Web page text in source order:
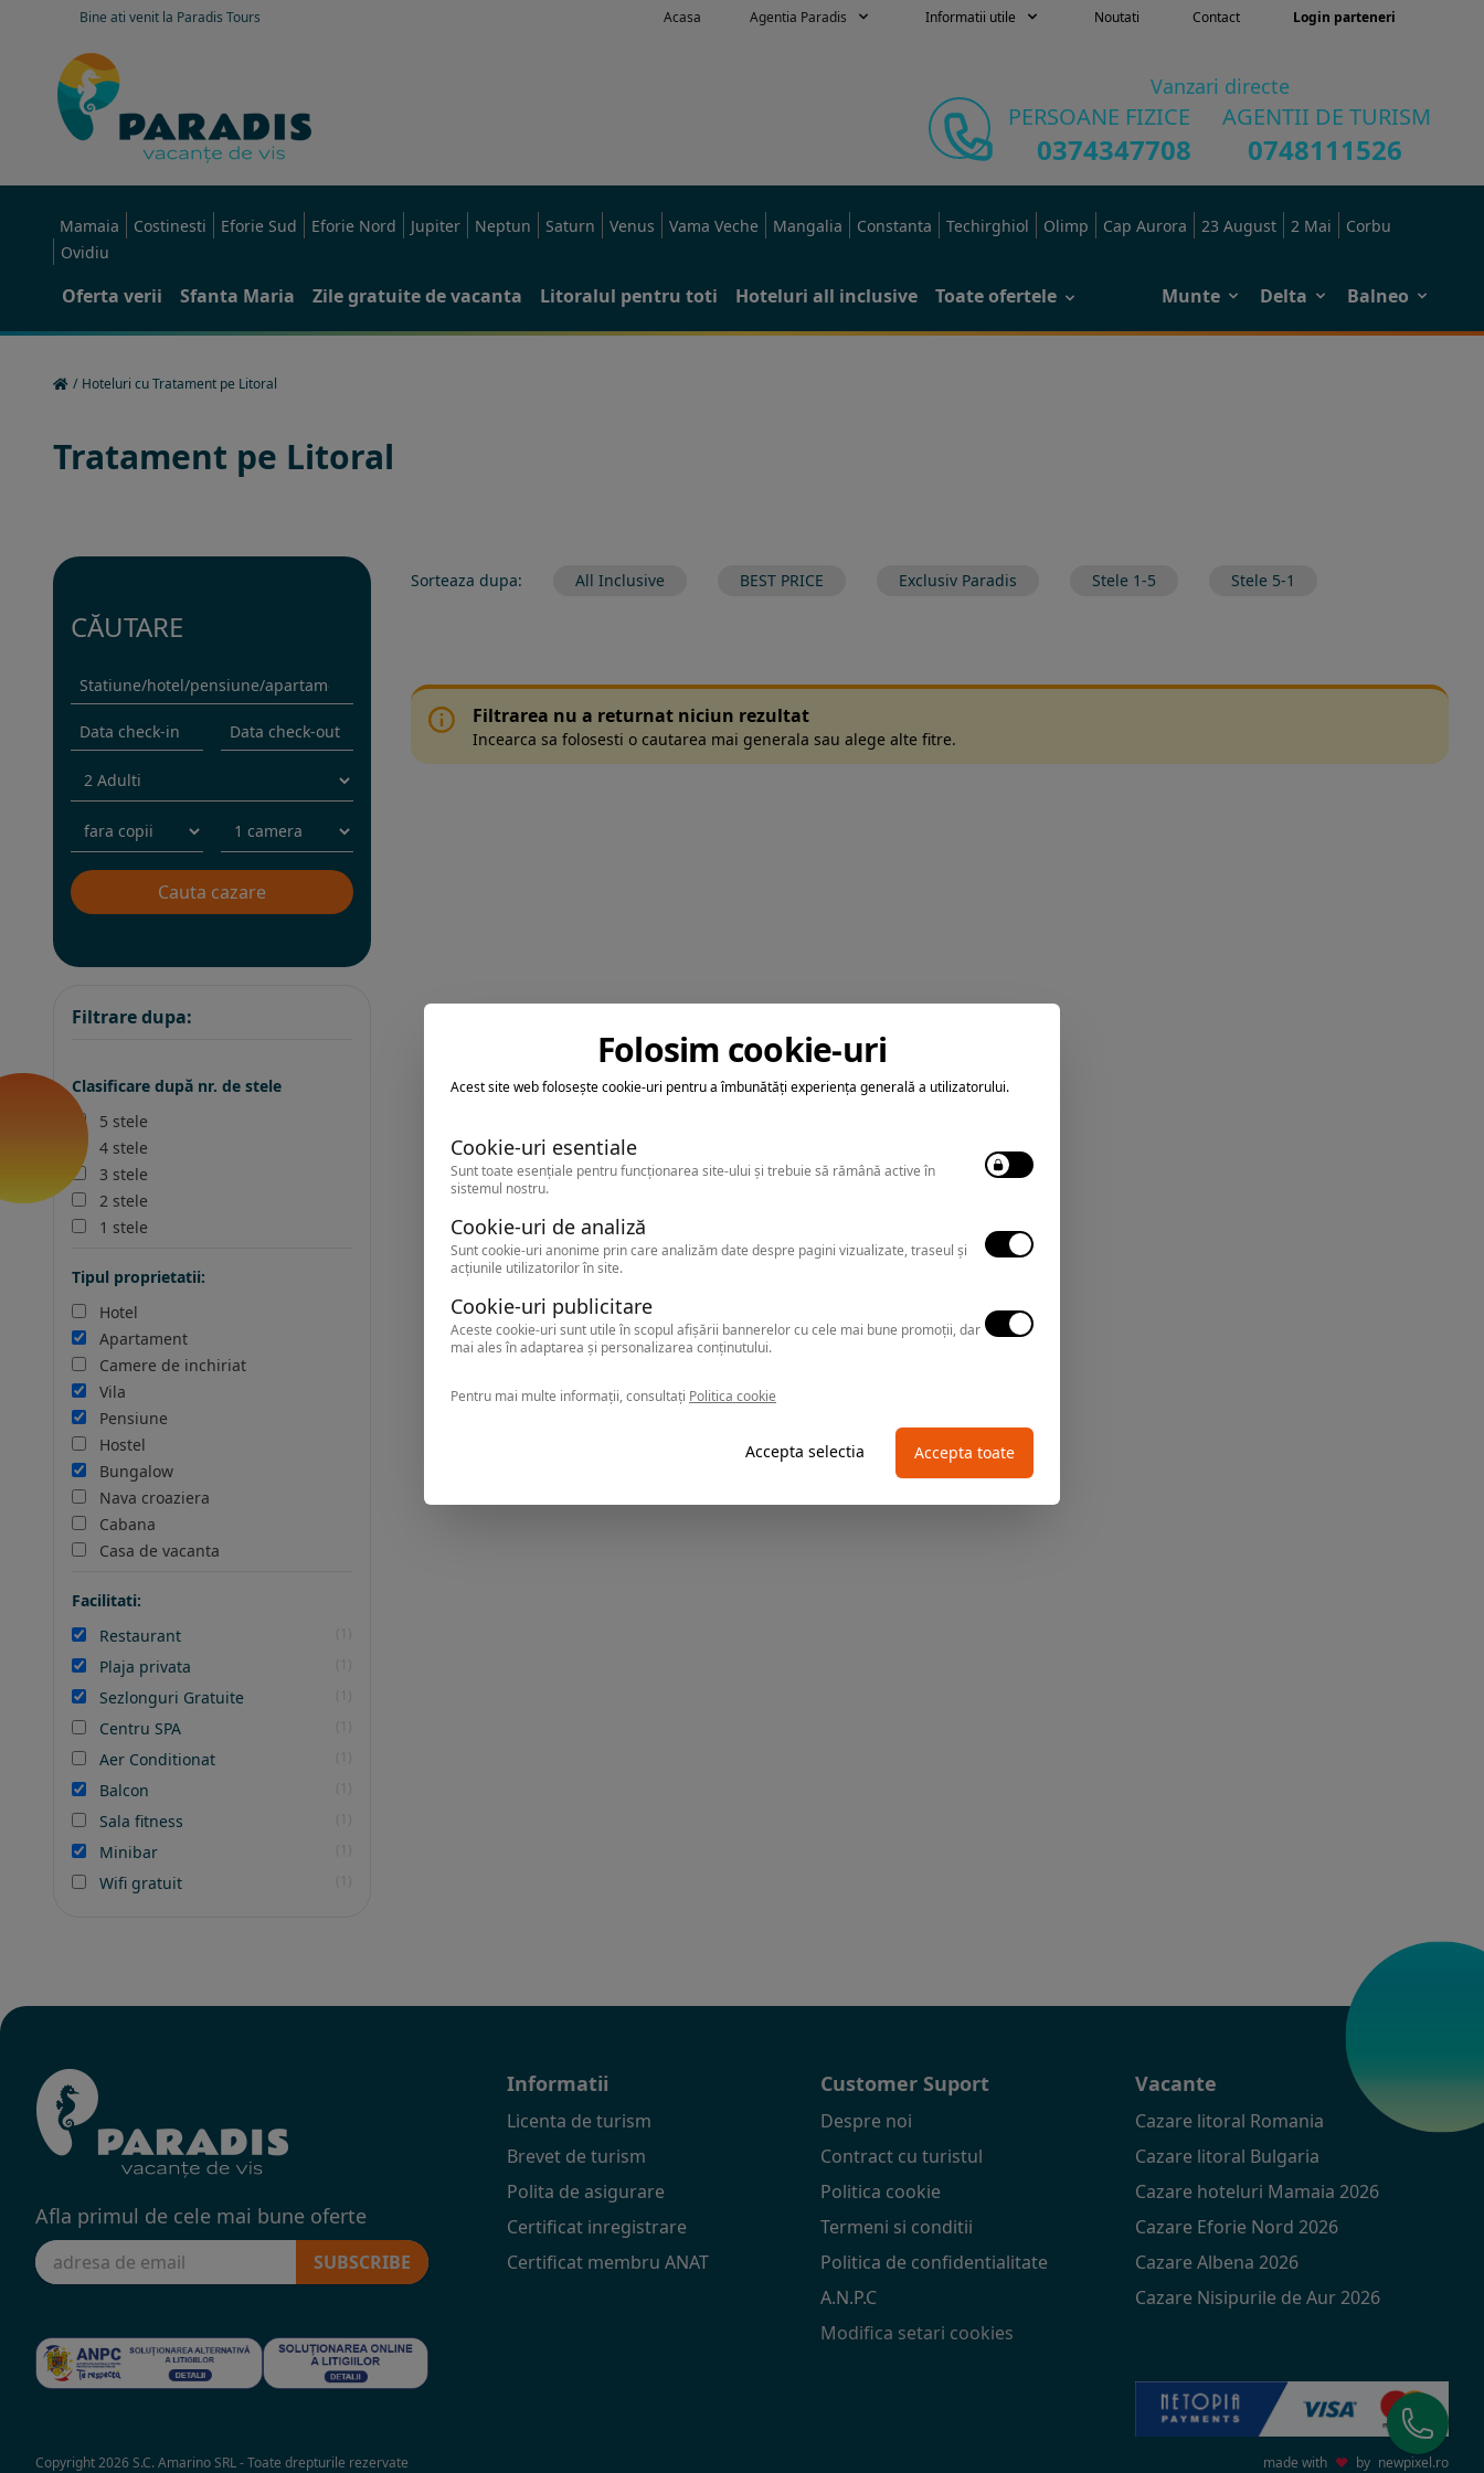
Bine ati venit la Paradis Tours Acasa Agentia Paradis Informatii utile Noutati Contact Login parteneri
Vanzari directe
PERSOANE FIZICE AGENTII DE TURISM
0374347708 0748111526
Mamaia Costinesti Eforie Sud Eforie Nord Jupiter Neptun Saturn Venus Vama Veche Mangalia Constanta Techirghiol Olimp Cap Aurora 23 August 2 Mai
Corbu
Ovidiu
Oferta verii Sfanta Maria Zile gratuite de vacanta Litoralul pentru toti Hoteluri all inclusive Toate ofertele Munte Delta Balneo
/ Hoteluri cu Tratament pe Litoral
Tratament pe Litoral
CĂUTARE
Filtrare dupa:
Clasificare după nr. de stele
5 stele
4 stele
3 stele
2 stele
1 stele
Tipul proprietatii:
Hotel
Apartament
Camere de inchiriat
Vila
Pensiune
Hostel
Bungalow
Nava croaziera
Cabana
Casa de vacanta
Facilitati:
Restaurant
Plaja privata
Sezlonguri Gratuite
Centru SPA
Aer Conditionat
Balcon
Sala fitness
Minibar
Wifi gratuit
Sorteaza dupa: All Inclusive BEST PRICE Exclusiv Paradis Stele 1-5 Stele 5-1
Filtrarea nu a returnat niciun rezultat
Incearca sa folosesti o cautarea mai generala sau alege alte fitre.
Afla primul de cele mai bune oferte
SUBSCRIBE
Informatii
Licenta de turism
Brevet de turism
Polita de asigurare
Certificat inregistrare
Certificat membru ANAT
Customer Suport
Despre noi
Contract cu turistul
Politica cookie
Termeni si conditii
Politica de confidentialitate
A.N.P.C
Modifica setari cookies
Vacante
Cazare litoral Romania
Cazare litoral Bulgaria
Cazare hoteluri Mamaia 2026
Cazare Eforie Nord 2026
Cazare Albena 2026
Cazare Nisipurile de Aur 2026
Copyright 2026 S.C. Amarino SRL - Toate drepturile rezervate
made with ♥ by newpixel.ro
Folosim cookie-uri
Acest site web folosește cookie-uri pentru a îmbunătăți experiența generală a utilizatorului.
Cookie-uri esentiale
Sunt toate esențiale pentru funcționarea site-ului și trebuie să rămână active în
sistemul nostru.
Cookie-uri de analiză
Sunt cookie-uri anonime prin care analizăm date despre pagini vizualizate, traseul și
acțiunile utilizatorilor în site.
Cookie-uri publicitare
Aceste cookie-uri sunt utile în scopul afișării bannerelor cu cele mai bune promoții, dar
mai ales în adaptarea și personalizarea conținutului.
Pentru mai multe informații, consultați Politica cookie
Accepta selectia Accepta toate